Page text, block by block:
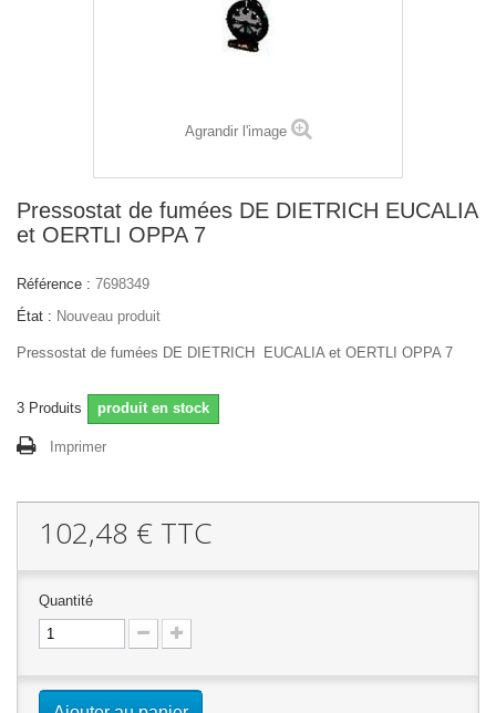
Agrandir l'image
Pressostat de fumées DE DIETRICH EUCALIA
et OERTLI OPPA 7
Référence : 7698349
État : Nouveau produit
Pressostat de fumées DE DIETRICH EUCALIA et OERTLI OPPA 7
3 Produits produit en stock
Imprimer
102,48 € TTC
Quantité